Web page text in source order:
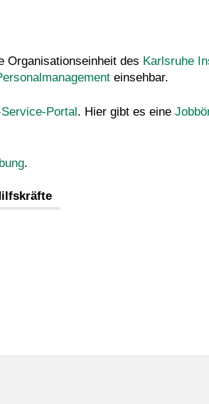
Organisationseinheit des Karlsruhe
einsehbar.
Portal . Hier gibt es eine
.